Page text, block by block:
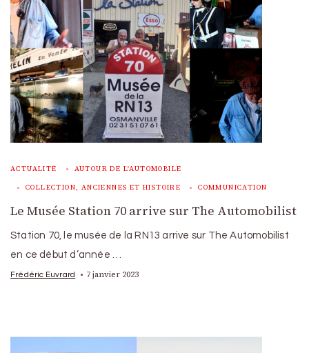
ACTUALITÉ AUTOUR DE L'AUTOMOBILE
COLLECTION, ANCIENNES ET HISTOIRE COMMUNICATION
Le Musée Station 70 arrive sur The Automobilist
Station 70, le musée de la RN13 arrive sur The Automobilist
en ce début d’année …
Frédéric Euvrard 7 janvier 2023